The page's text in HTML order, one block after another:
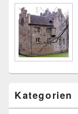
Kategorien